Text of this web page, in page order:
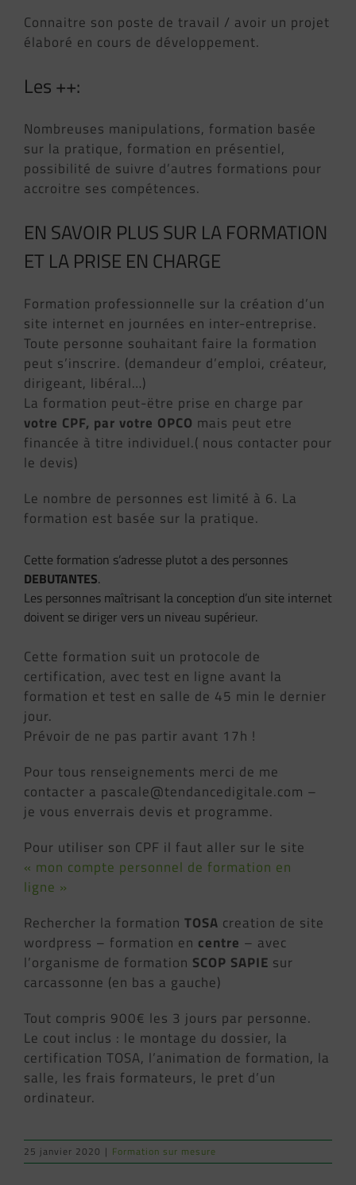
Connaitre son poste de travail / avoir un projet
élaboré en cours de développement.
Les ++:
Nombreuses manipulations, formation basée
sur la pratique, formation en présentiel,
possibilité de suivre d’autres formations pour
accroitre ses compétences.
EN SAVOIR PLUS SUR LA FORMATION
ET LA PRISE EN CHARGE
Formation professionnelle sur la création d’un
site internet en journées en inter-entreprise.
Toute personne souhaitant faire la formation
peut s’inscrire. (demandeur d’emploi, créateur,
dirigeant, libéral…)
La formation peut-ëtre prise en charge par
votre CPF, par votre OPCO mais peut etre
financée à titre individuel.( nous contacter pour
le devis)
Le nombre de personnes est limité à 6. La
formation est basée sur la pratique.
Cette formation s’adresse plutot a des personnes
DEBUTANTES.
Les personnes maîtrisant la conception d’un site internet
doivent se diriger vers un niveau supérieur.
Cette formation suit un protocole de
certification, avec test en ligne avant la
formation et test en salle de 45 min le dernier
jour.
Prévoir de ne pas partir avant 17h !
Pour tous renseignements merci de me
contacter a pascale@tendancedigitale.com –
je vous enverrais devis et programme.
Pour utiliser son CPF il faut aller sur le site
« mon compte personnel de formation en
ligne »
Rechercher la formation TOSA creation de site
wordpress – formation en centre – avec
l’organisme de formation SCOP SAPIE sur
carcassonne (en bas a gauche)
Tout compris 900€ les 3 jours par personne.
Le cout inclus : le montage du dossier, la
certification TOSA, l’animation de formation, la
salle, les frais formateurs, le pret d’un
ordinateur.
25 janvier 2020 | Formation sur mesure